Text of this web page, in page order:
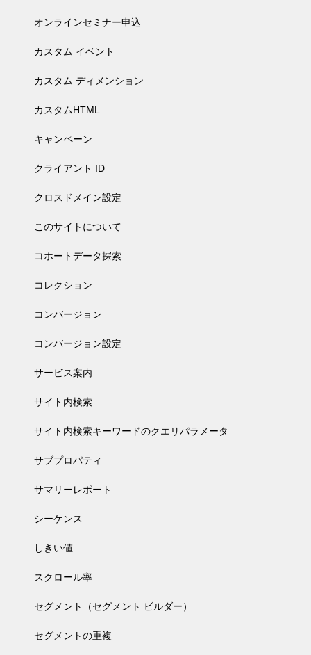
オンラインセミナー申込
カスタム イベント
カスタム ディメンション
カスタムHTML
キャンペーン
クライアント ID
クロスドメイン設定
このサイトについて
コホートデータ探索
コレクション
コンバージョン
コンバージョン設定
サービス案内
サイト内検索
サイト内検索キーワードのクエリパラメータ
サブプロパティ
サマリーレポート
シーケンス
しきい値
スクロール率
セグメント（セグメント ビルダー）
セグメントの重複